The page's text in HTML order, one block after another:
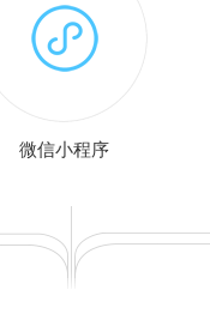
微信小程序